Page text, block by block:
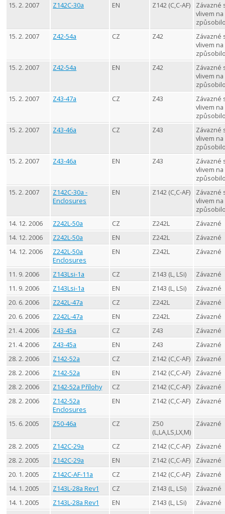
15. 2. 2007
Z142C-30a EN Z142 (C,C-AF)
Závazné
vlivem na
15. 2. 2007
Z42-54a CZ Z42
Závazné
vlivem na
15. 2. 2007
Z42-54a EN Z42
Závazné
vlivem na
15. 2. 2007
Z43-47a CZ Z43
Závazné
vlivem na
15. 2. 2007
Z43-46a CZ Z43
Závazné
vlivem na
15. 2. 2007
Z43-46a EN Z43
Závazné
vlivem na
15. 2. 2007
Z142C-30a -
Enclosures
EN Z142 (C,C-AF)
Závazné
vlivem na
14. 12. 2006
Z242L-50a CZ Z242L
Závazné
14. 12. 2006
Z242L-50a EN Z242L
Závazné
14. 12. 2006
Z242L-50a
Enclosures
EN Z242L Závazné
11. 9. 2006 Z143Lsi-1a CZ Z143 (L, LSi)
Závazné
11. 9. 2006
Z143Lsi-1a EN Z143 (L, LSi)
Závazné
20. 6. 2006
Z242L-47a CZ Z242L
Závazné
20. 6. 2006
Z242L-47a EN Z242L
Závazné
21. 4. 2006
Z43-45a CZ Z43
Závazné
21. 4. 2006
Z43-45a EN Z43
Závazné
28. 2. 2006
Z142-52a CZ Z142 (C,C-AF)
Závazné
28. 2. 2006
Z142-52a EN Z142 (C,C-AF)
Závazné
28. 2. 2006
Z142-52a Přílohy CZ Z142 (C,C-AF)
Závazné
28. 2. 2006
Z142-52a
Enclosures
EN Z142 (C,C-AF) Závazné
15. 6. 2005 Z50-46a CZ
Z50
(L,LA,LS,LX,M)
Závazné
28. 2. 2005 Z142C-29a CZ Z142 (C,C-AF)
Závazné
28. 2. 2005
Z142C-29a EN Z142 (C,C-AF)
Závazné
20. 1. 2005
Z142C-AF-11a CZ Z142 (C,C-AF)
Závazné
14. 1. 2005
Z143L-28a Rev1 CZ Z143 (L, LSi)
Závazné
14. 1. 2005
Z143L-28a Rev1 EN Z143 (L, LSi)
Závazné